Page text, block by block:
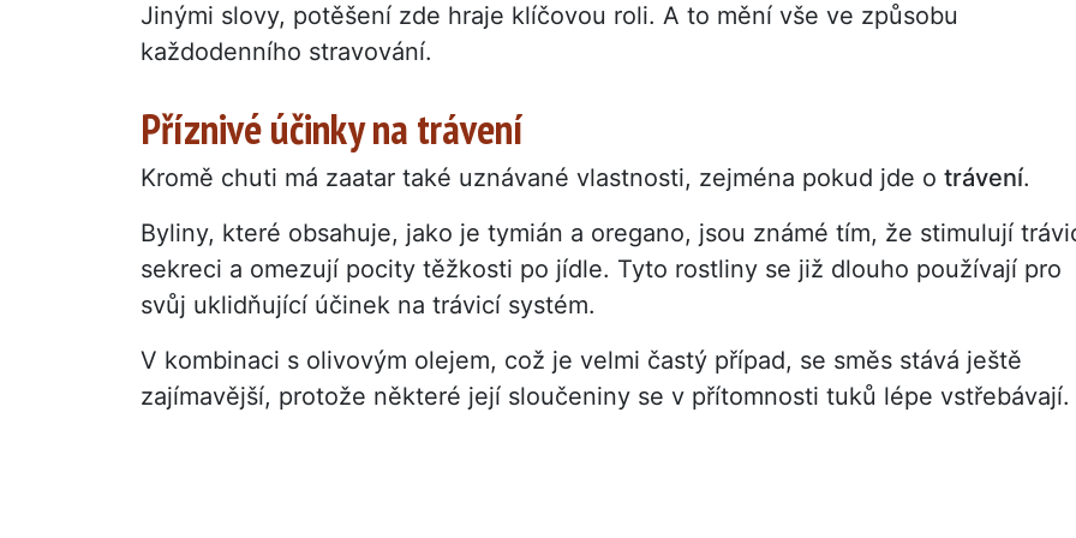
Jinými slovy, potěšení zde hraje klíčovou roli. A to mění vše ve způsobu
každodenního stravování.
Příznivé účinky na trávení
Kromě chuti má zaatar také uznávané vlastnosti, zejména pokud jde o trávení.
Byliny, které obsahuje, jako je tymián a oregano, jsou známé tím, že stimulují
sekreci a omezují pocity těžkosti po jídle. Tyto rostliny se již dlouho používají pro
svůj uklidňující účinek na trávicí systém.
V kombinaci s olivovým olejem, což je velmi častý případ, se směs stává ještě
zajímavější, protože některé její sloučeniny se v přítomnosti tuků lépe vstřebávají.